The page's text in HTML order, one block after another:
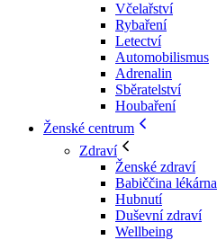
Včelařství
Rybaření
Letectví
Automobilismus
Adrenalin
Sběratelství
Houbaření
Ženské centrum
Zdraví
Ženské zdraví
Babiččina lékárna
Hubnutí
Duševní zdraví
Wellbeing